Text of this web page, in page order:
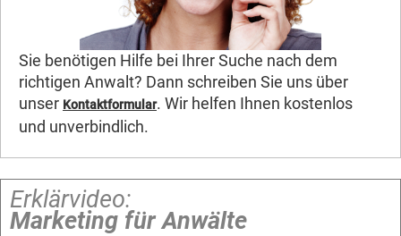
Sie benötigen Hilfe bei Ihrer Suche nach dem
richtigen Anwalt? Dann schreiben Sie uns über
unser Kontaktformular. Wir helfen Ihnen kostenlos
und unverbindlich.
Erklärvideo:
Marketing für Anwälte